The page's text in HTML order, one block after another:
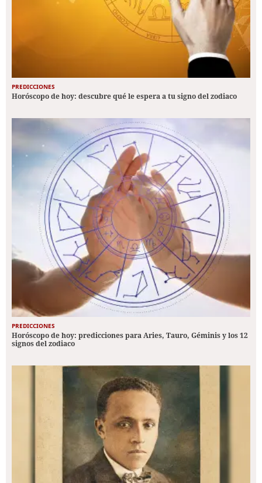
PREDICCIONES
Horóscopo de hoy: descubre qué le espera a tu signo del zodiaco
PREDICCIONES
Horóscopo de hoy: predicciones para Aries, Tauro, Géminis y los 12
signos del zodiaco